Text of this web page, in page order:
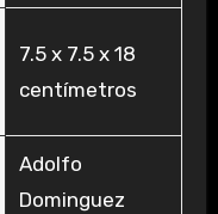
‎7.5 x 7.5 x 18
centímetros
‎Adolfo
Dominguez